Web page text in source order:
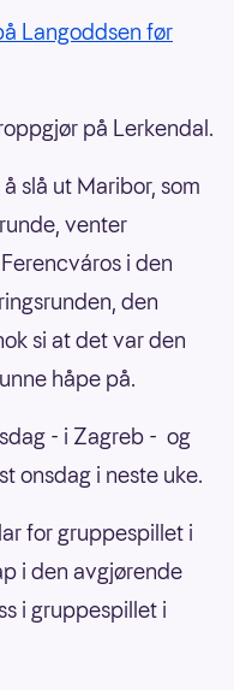
Langoddsen før
på Lerkendal.
slå ut Maribor, som
venter
i den
den
si at det var den
håpe på.
- i Zagreb - og
onsdag i neste uke.
for gruppespillet i
i den avgjørende
i gruppespillet i